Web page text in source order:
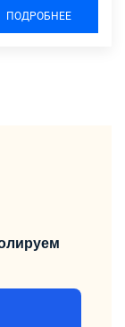
ПОДРОБНЕЕ